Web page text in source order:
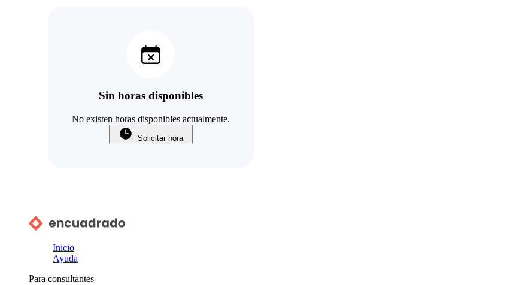
Sin horas disponibles
No existen horas disponibles actualmente.
Solicitar hora
Inicio
Ayuda
Para consultantes